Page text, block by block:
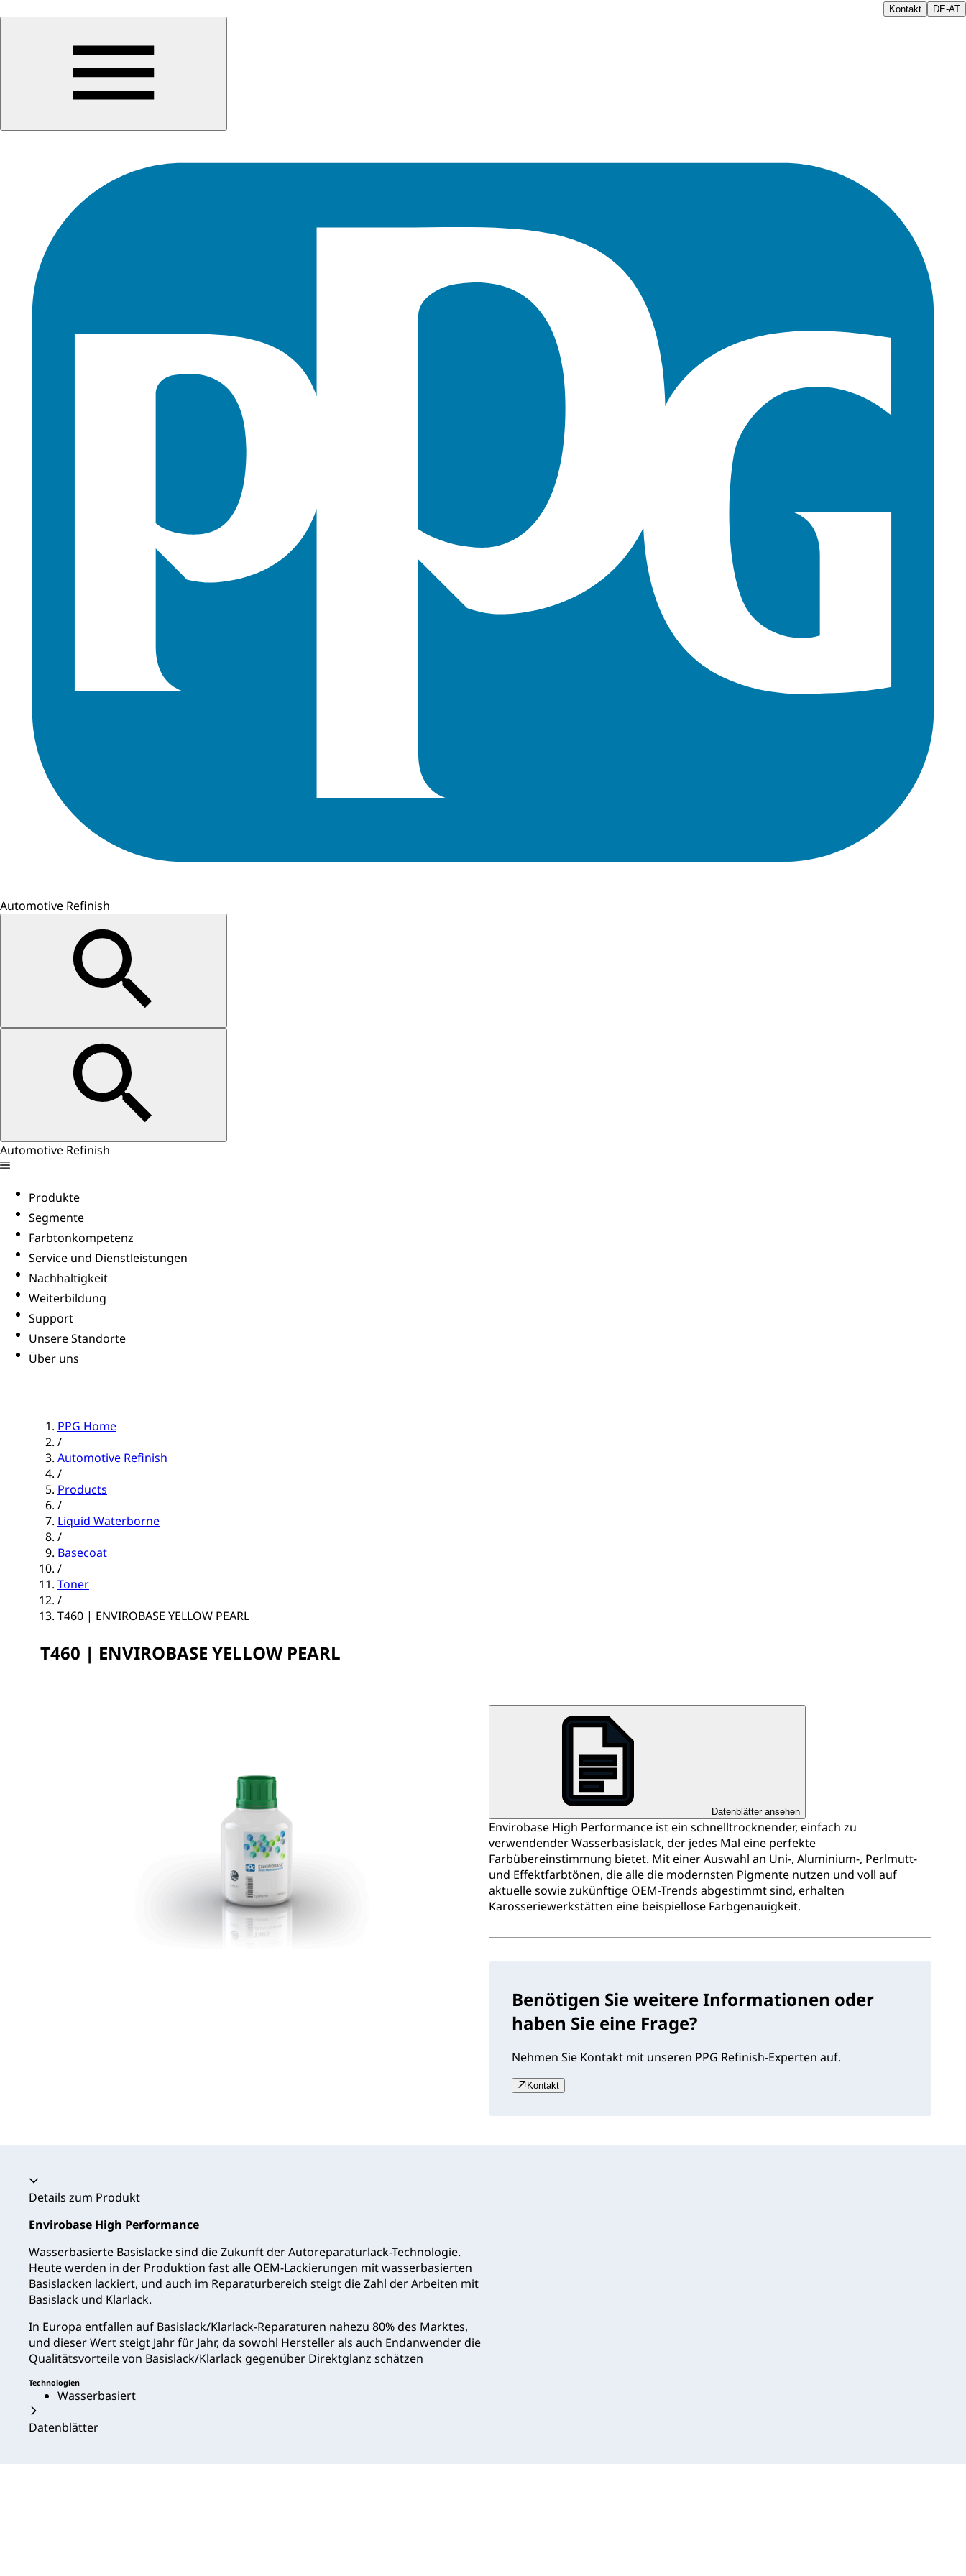
Kontakt DE-AT
Automotive Refinish
Automotive Refinish
Produkte
Segmente
Farbtonkompetenz
Service und Dienstleistungen
Nachhaltigkeit
Weiterbildung
Support
Unsere Standorte
Über uns
PPG Home
/
Automotive Refinish
/
Products
/
Liquid Waterborne
/
Basecoat
/
Toner
/
T460 | ENVIROBASE YELLOW PEARL
T460 | ENVIROBASE YELLOW PEARL
Datenblätter ansehen
Envirobase High Performance ist ein schnelltrocknender, einfach zu
verwendender Wasserbasislack, der jedes Mal eine perfekte
Farbübereinstimmung bietet. Mit einer Auswahl an Uni-, Aluminium-, Perlmutt-
und Effektfarbtönen, die alle die modernsten Pigmente nutzen und voll auf
aktuelle sowie zukünftige OEM-Trends abgestimmt sind, erhalten
Karosseriewerkstätten eine beispiellose Farbgenauigkeit.
Benötigen Sie weitere Informationen oder
haben Sie eine Frage?
Nehmen Sie Kontakt mit unseren PPG Refinish-Experten auf.
Kontakt
Akkordeon zusammengeklappt
Details zum Produkt
Envirobase High Performance
Wasserbasierte Basislacke sind die Zukunft der Autoreparaturlack-Technologie.
Heute werden in der Produktion fast alle OEM-Lackierungen mit wasserbasierten
Basislacken lackiert, und auch im Reparaturbereich steigt die Zahl der Arbeiten mit
Basislack und Klarlack.
In Europa entfallen auf Basislack/Klarlack-Reparaturen nahezu 80% des Marktes,
und dieser Wert steigt Jahr für Jahr, da sowohl Hersteller als auch Endanwender die
Qualitätsvorteile von Basislack/Klarlack gegenüber Direktglanz schätzen
Technologien
Wasserbasiert
Datenblätter